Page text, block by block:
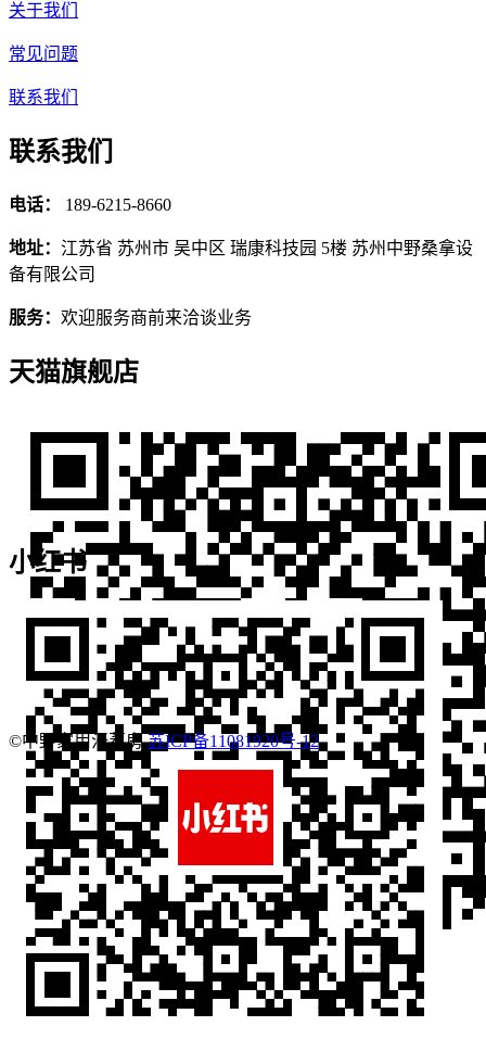
关于我们
常见问题
联系我们
联系我们
电话： 189-6215-8660
地址： 江苏省 苏州市 吴中区 瑞康科技园 5楼 苏州中野桑拿设
备有限公司
服务： 欢迎服务商前来洽谈业务
天猫旗舰店
小红书
©中野家用汗蒸房苏ICP备11081920号-12